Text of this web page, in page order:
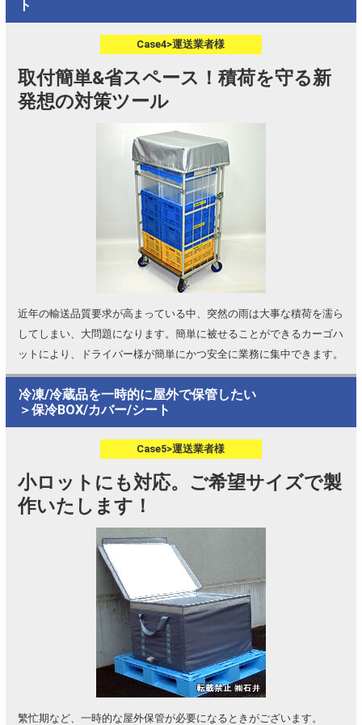
ト
Case4>運送業者様
取付簡単&省スペース！積荷を守る新
発想の対策ツール
近年の輸送品質要求が高まっている中、突然の雨は大事な積荷を濡ら
してしまい、大問題になります。簡単に被せることができるカーゴハ
ットにより、ドライバー様が簡単にかつ安全に業務に集中できます。
冷凍/冷蔵品を一時的に屋外で保管したい
＞保冷BOX/カバー/シート
Case5>運送業者様
小ロットにも対応。ご希望サイズで製
作いたします！
繁忙期など、一時的な屋外保管が必要になるときがございます。